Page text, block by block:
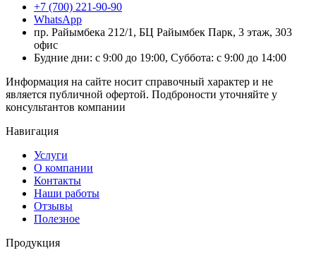
+7 (700) 221-90-90
WhatsApp
пр. Райымбека 212/1, БЦ Райымбек Парк, 3 этаж, 303
офис
Будние дни: с 9:00 до 19:00, Суббота: с 9:00 до 14:00
Информация на сайте носит справочный характер и не
является публичной офертой. Подброности уточняйте у
консультантов компании
Навигация
Услуги
О компании
Контакты
Наши работы
Отзывы
Полезное
Продукция